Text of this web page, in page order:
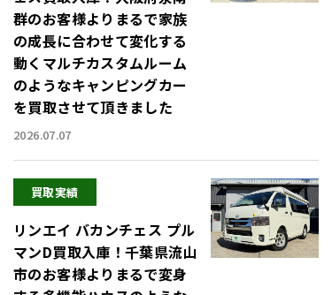
群のお客様よりまるで家族
の成長に合わせて変化する
動くマルチカスタムルーム
のようなキャンピングカー
を買取させて頂きました
2026.07.07
買取実績
リンエイ バカンチェス プル
マンD買取入庫！千葉県流山
市のお客様よりまるで変身